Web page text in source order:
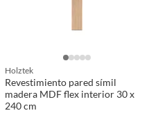
Holztek
Revestimiento pared símil
madera MDF flex interior 30 x
240 cm